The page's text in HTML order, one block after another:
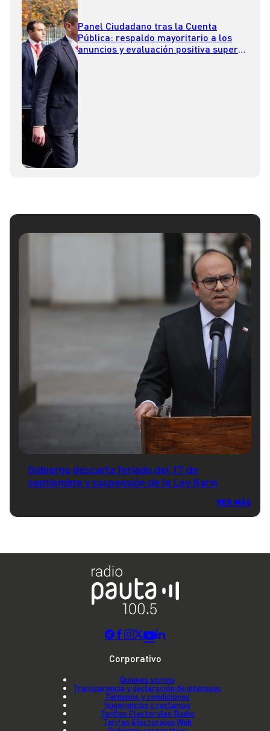
Panel Ciudadano tras la Cuenta
Pública: respaldo mayoritario a los
anuncios y evaluación positiva supera
Gobierno descarta feriado del 17 de
septiembre y suspensión de la Ley Karin
VER MÁS
Corporativo
Quienes somos
Transparencia y declaración de intereses
Términos y condiciones
Sugerencias y reclamos
Tarifas Electorales Radio
Tarifas Electorales Web